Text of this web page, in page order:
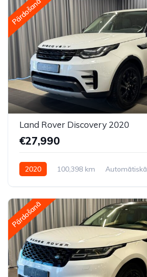
Pārdošanā
Land Rover Discovery 2020
€27,990
2020 100,398 km Automātiskā
Pārdošanā